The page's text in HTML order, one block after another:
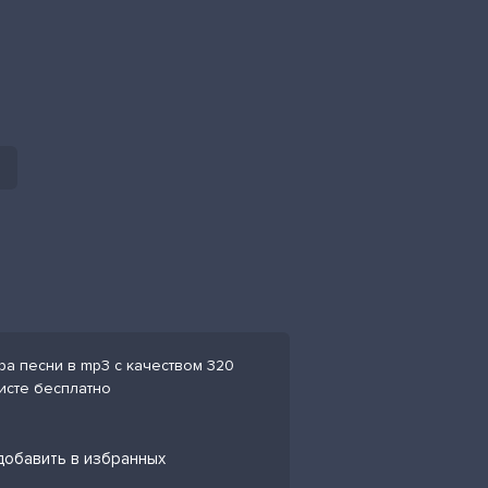
песни в mp3 с качеством 320
бесплатно
в избранных